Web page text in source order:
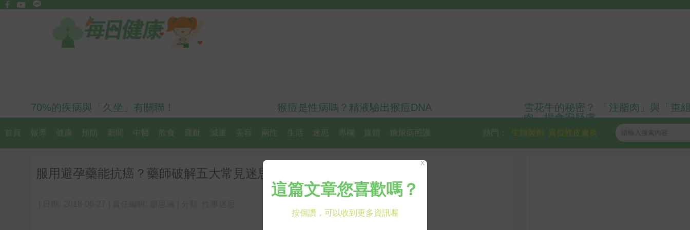
70%的疾病與「久坐」有關聯！ 猴痘是性病嗎？精液驗出猴痘DNA
雪花牛的秘密？ 「注脂肉」與「重
肉」揭食安疑慮
首頁 報導 健康 預防 新聞 中醫 飲食 運動 減重 美容 兩性 生活 迷思 專欄 媒體 糖尿病照護 異位性皮膚炎
生物製劑
熱門：
服用避孕藥能抗癌？藥師破解五大常見迷思：尤其4種人不能吃
X